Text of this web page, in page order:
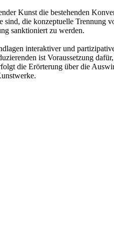
Kunst die bestehenden
die konzeptuelle
sanktioniert zu werden.
interaktiver und
ist Voraussetzung
die Erörterung über die